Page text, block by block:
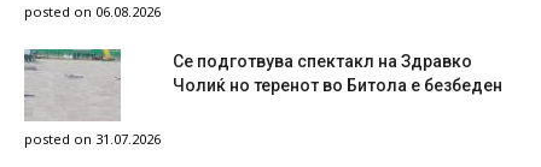
posted on 06.08.2026
Се подготвува спектакл на Здравко
Чолиќ но теренот во Битола е безбеден
posted on 31.07.2026